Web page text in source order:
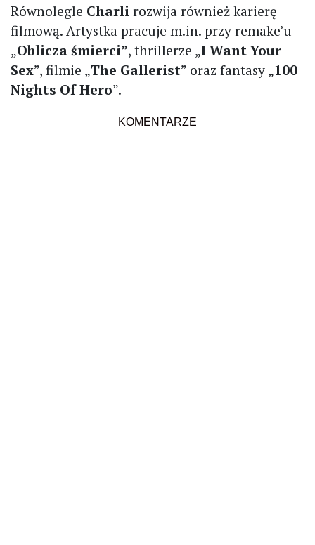
Równolegle Charli rozwija również karierę
filmową. Artystka pracuje m.in. przy remake’u
„Oblicza śmierci”, thrillerze „I Want Your
Sex”, filmie „The Gallerist” oraz fantasy „100
Nights Of Hero”.
KOMENTARZE